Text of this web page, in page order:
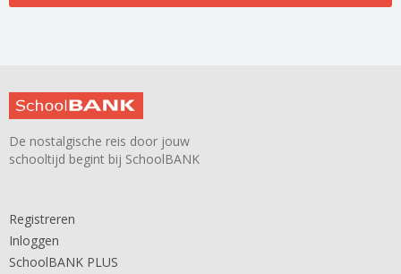
De nostalgische reis door jouw
schooltijd begint bij SchoolBANK
Registreren
Inloggen
SchoolBANK PLUS